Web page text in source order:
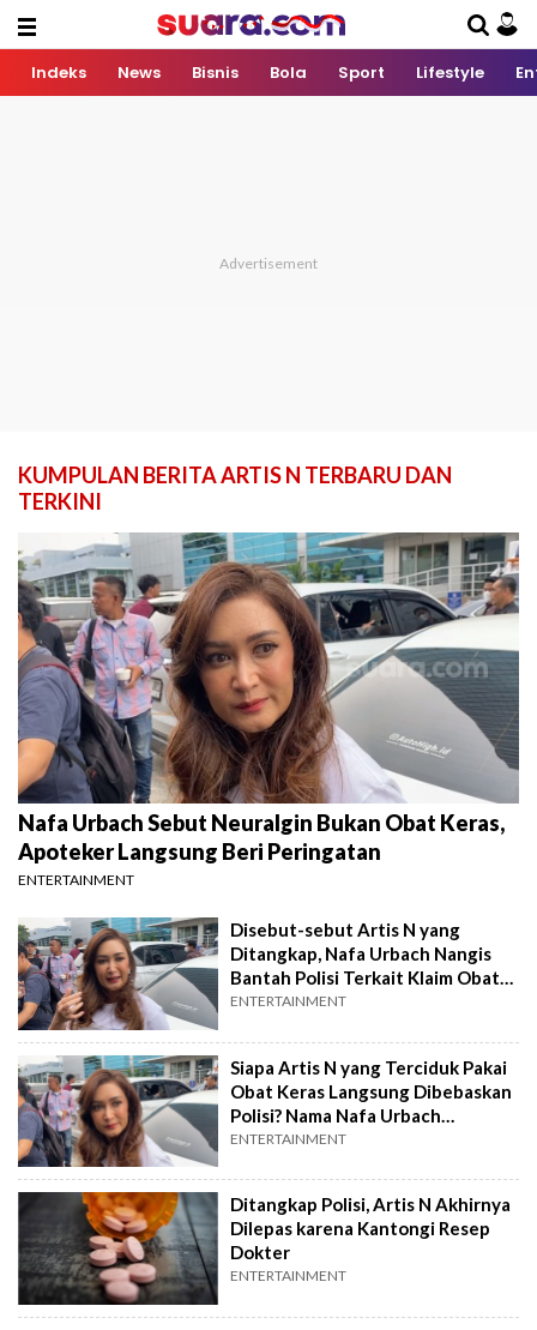
Indeks News Bisnis Bola Sport Lifestyle
KUMPULAN BERITA ARTIS N TERBARU DAN
TERKINI
Nafa Urbach Sebut Neuralgin Bukan Obat Keras,
Apoteker Langsung Beri Peringatan
ENTERTAINMENT
Disebut-sebut Artis N yang
Ditangkap, Nafa Urbach Nangis
Bantah Polisi Terkait Klaim Obat
Keras
ENTERTAINMENT
Siapa Artis N yang Terciduk Pakai
Obat Keras Langsung Dibebaskan
Polisi? Nama Nafa Urbach
Terseret
ENTERTAINMENT
Ditangkap Polisi, Artis N Akhirnya
Dilepas karena Kantongi Resep
Dokter
ENTERTAINMENT